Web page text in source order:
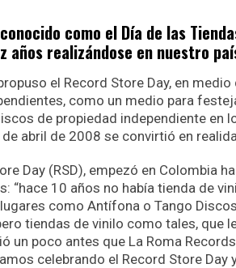
como el Día de las
años realizándose en nuestro
el Record Store Day, en
como un medio para
de propiedad independiente en
de abril de 2008 se convirtió en
Day (RSD), empezó en Colombia
“hace 10 años no había tienda de
como Antífona o Tango
tiendas de vinilo como tales, que
un poco antes que La Roma
celebrando el Record Store